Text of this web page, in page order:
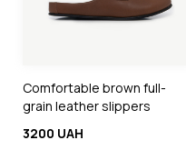
Comfortable brown full-
grain leather slippers
3200 UAH